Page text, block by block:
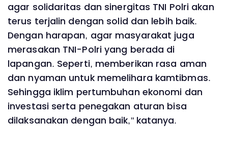
agar solidaritas dan sinergitas TNI Polri akan
terus terjalin dengan solid dan lebih baik.
Dengan harapan, agar masyarakat juga
merasakan TNI-Polri yang berada di
lapangan. Seperti, memberikan rasa aman
dan nyaman untuk memelihara kamtibmas.
Sehingga iklim pertumbuhan ekonomi dan
investasi serta penegakan aturan bisa
dilaksanakan dengan baik," katanya.